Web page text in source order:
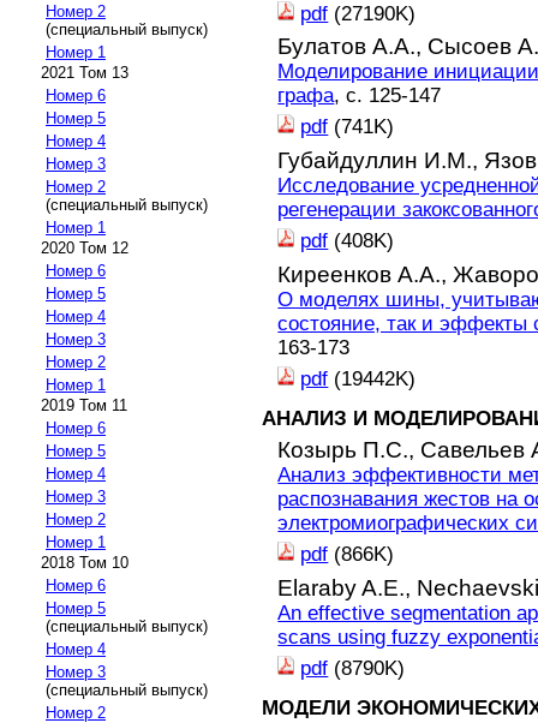
Номер 2
(специальный выпуск)
Номер 1
2021 Том 13
Номер 6
Номер 5
Номер 4
Номер 3
Номер 2
(специальный выпуск)
Номер 1
2020 Том 12
Номер 6
Номер 5
Номер 4
Номер 3
Номер 2
Номер 1
2019 Том 11
Номер 6
Номер 5
Номер 4
Номер 3
Номер 2
Номер 1
2018 Том 10
Номер 6
Номер 5
(специальный выпуск)
Номер 4
Номер 3
(специальный выпуск)
Номер 2
pdf (27190K)
Булатов А.А., Сысоев
Моделирование
графа, с. 125-147
pdf (741K)
Губайдуллин И.М.,
Исследование
регенерации
pdf (408K)
Киреенков А.А.,
О моделях шины,
состояние, так и эффекты
163-173
pdf (19442K)
АНАЛИЗ И
Козырь П.С., Савельев
Анализ эффективности
распознавания жестов на
электромиографических
pdf (866K)
Elaraby A.E.,
An effective segmentation
scans using fuzzy
pdf (8790K)
МОДЕЛИ